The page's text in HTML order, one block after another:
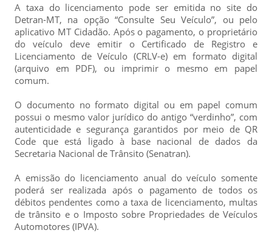
A taxa do licenciamento pode ser emitida no site do
Detran-MT, na opção “Consulte Seu Veículo”, ou pelo
aplicativo MT Cidadão. Após o pagamento, o proprietário
do veículo deve emitir o Certificado de Registro e
Licenciamento de Veículo (CRLV-e) em formato digital
(arquivo em PDF), ou imprimir o mesmo em papel
comum.
O documento no formato digital ou em papel comum
possui o mesmo valor jurídico do antigo “verdinho”, com
autenticidade e segurança garantidos por meio de QR
Code que está ligado à base nacional de dados da
Secretaria Nacional de Trânsito (Senatran).
A emissão do licenciamento anual do veículo somente
poderá ser realizada após o pagamento de todos os
débitos pendentes como a taxa de licenciamento, multas
de trânsito e o Imposto sobre Propriedades de Veículos
Automotores (IPVA).